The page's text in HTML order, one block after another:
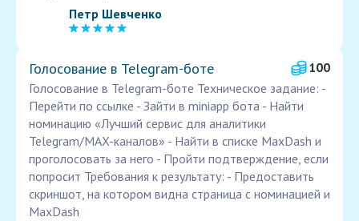
Петр Шевченко
Голосование в Telegram‑боте
100
Голосование в Telegram-боте Техническое задание: -
Перейти по ссылке - Зайти в miniapp бота - Найти
номинацию «Лучший сервис для аналитики
Telegram/MAX-каналов» - Найти в списке MaxDash и
проголосовать за него - Пройти подтверждение, если
попросит Требования к результату: - Предоставить
скриншот, на котором видна страница с номинацией и
MaxDash